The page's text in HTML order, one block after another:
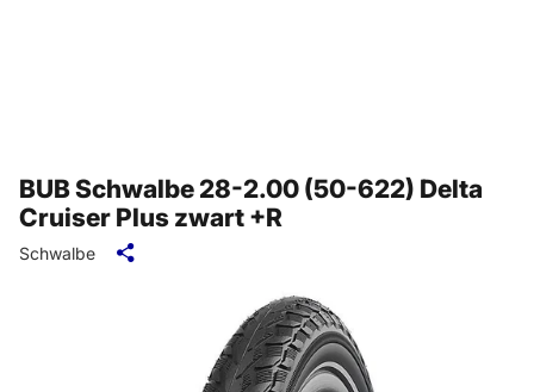
BUB Schwalbe 28-2.00 (50-622) Delta
Cruiser Plus zwart +R
Schwalbe